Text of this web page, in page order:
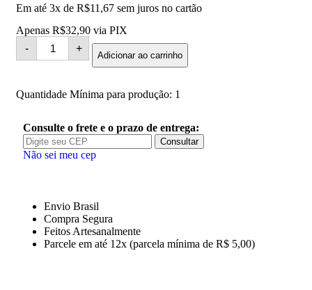
Em até 3x de R$11,67 sem juros no cartão
Apenas R$32,90 via PIX
-
+
Adicionar ao carrinho
Quantidade Mínima para produção: 1
Consulte o frete e o prazo de entrega:
Consultar
Não sei meu cep
Envio Brasil
Compra Segura
Feitos Artesanalmente
Parcele em até 12x (parcela mínima de R$ 5,00)